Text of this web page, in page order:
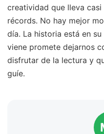
creatividad que lleva
récords. No hay mejor
día. La historia está en
viene promete dejarnos
disfrutar de la lectura y
guíe.